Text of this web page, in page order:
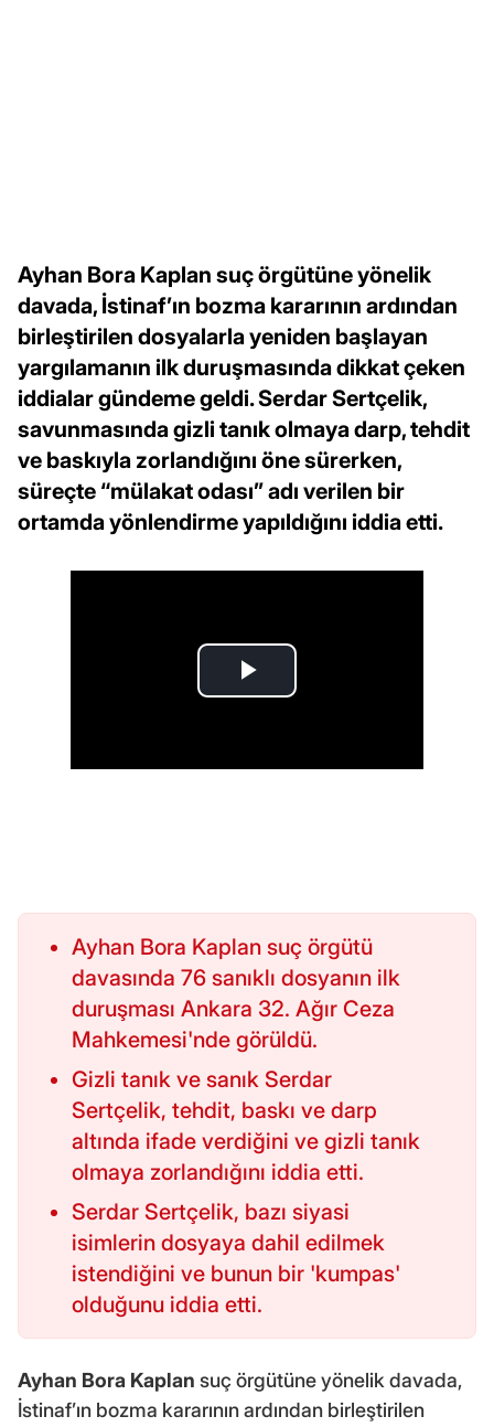
Ayhan Bora Kaplan suç örgütüne yönelik
davada, İstinaf’ın bozma kararının ardından
birleştirilen dosyalarla yeniden başlayan
yargılamanın ilk duruşmasında dikkat çeken
iddialar gündeme geldi. Serdar Sertçelik,
savunmasında gizli tanık olmaya darp, tehdit
ve baskıyla zorlandığını öne sürerken,
süreçte “mülakat odası” adı verilen bir
ortamda yönlendirme yapıldığını iddia etti.
Ayhan Bora Kaplan suç örgütü
davasında 76 sanıklı dosyanın ilk
duruşması Ankara 32. Ağır Ceza
Mahkemesi'nde görüldü.
Gizli tanık ve sanık Serdar
Sertçelik, tehdit, baskı ve darp
altında ifade verdiğini ve gizli tanık
olmaya zorlandığını iddia etti.
Serdar Sertçelik, bazı siyasi
isimlerin dosyaya dahil edilmek
istendiğini ve bunun bir 'kumpas'
olduğunu iddia etti.
Ayhan Bora Kaplan suç örgütüne yönelik davada,
İstinaf’ın bozma kararının ardından birleştirilen